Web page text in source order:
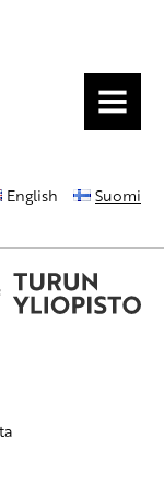
MENU
English Suomi